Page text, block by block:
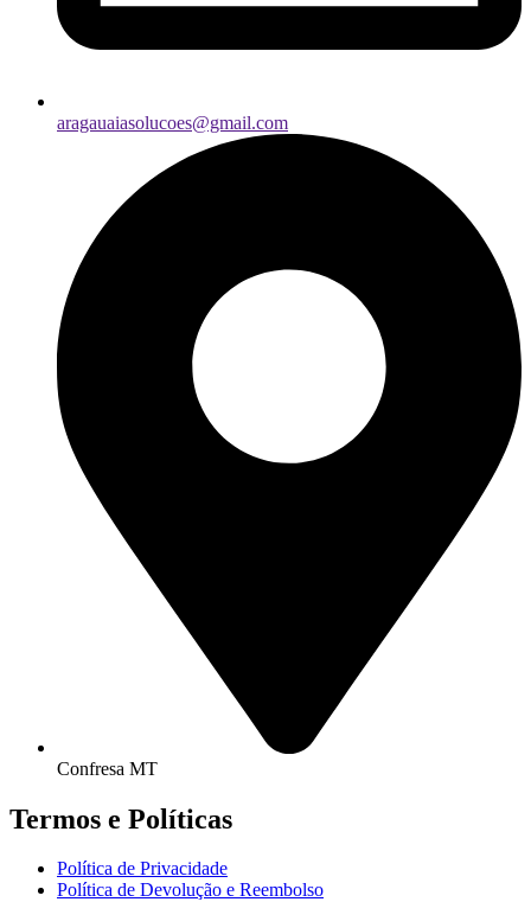
aragauaiasolucoes@gmail.com
Confresa MT
Termos e Políticas
Política de Privacidade
Política de Devolução e Reembolso